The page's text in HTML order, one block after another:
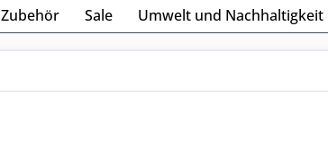
Zubehör Sale Umwelt und Nachhaltigkeit